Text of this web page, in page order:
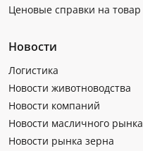
Ценовые справки на товар
Новости
Логистика
Новости животноводства
Новости компаний
Новости масличного рынка
Новости рынка зерна